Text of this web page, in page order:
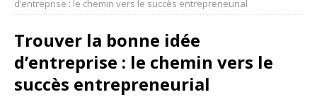
d’entreprise : le chemin vers le succès entrepreneurial
Trouver la bonne idée
d’entreprise : le chemin vers le
succès entrepreneurial